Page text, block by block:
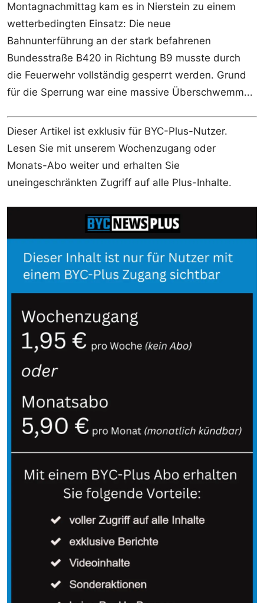
Montagnachmittag kam es in Nierstein zu einem
wetterbedingten Einsatz: Die neue
Bahnunterführung an der stark befahrenen
Bundesstraße B420 in Richtung B9 musste durch
die Feuerwehr vollständig gesperrt werden. Grund
für die Sperrung war eine massive Überschwemm...
Dieser Artikel ist exklusiv für BYC-Plus-Nutzer.
Lesen Sie mit unserem Wochenzugang oder
Monats-Abo weiter und erhalten Sie
uneingeschränkten Zugriff auf alle Plus-Inhalte.